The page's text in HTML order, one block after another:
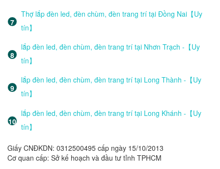
Thợ lắp đèn led, đèn chùm, đèn trang trí tại Đồng Nai【Uy
tín】
lắp đèn led, đèn chùm, đèn trang trí tại Nhơn Trạch -【Uy
tín】
lắp đèn led, đèn chùm, đèn trang trí tại Long Thành -【Uy
tín】
lắp đèn led, đèn chùm, đèn trang trí tại Long Khánh -【Uy
tín】
Giấy CNĐKDN: 0312500495 cấp ngày 15/10/2013
Cơ quan cấp: Sở kế hoạch và đầu tư tỉnh TPHCM